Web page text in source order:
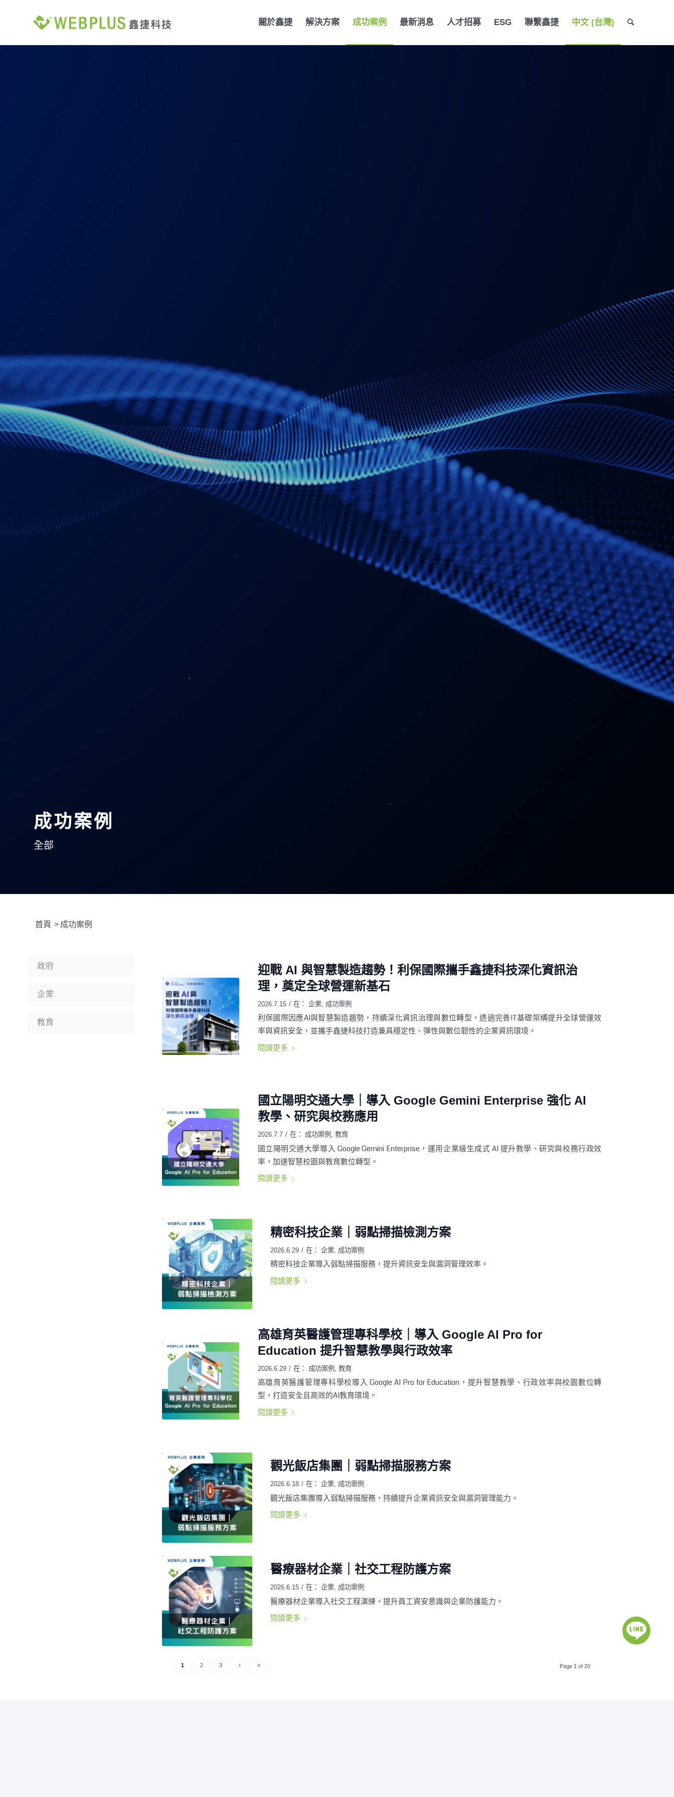
關於鑫捷 解決方案 成功案例 最新消息 人才招募 ESG 聯繫鑫捷 中文 (台灣)
成功案例
全部
首頁 > 成功案例
政府
企業
教育
迎戰 AI 與智慧製造趨勢！利保國際攜手鑫捷科技深化資訊治
理，奠定全球營運新基石
2026.7.15 / 在： 企業, 成功案例
利保國際因應AI與智慧製造趨勢，持續深化資訊治理與數位轉型，透過完善IT基礎架構提升全球營運效
率與資訊安全，並攜手鑫捷科技打造兼具穩定性、彈性與數位韌性的企業資訊環境。
閱讀更多
國立陽明交通大學｜導入 Google Gemini Enterprise 強化 AI
教學、研究與校務應用
2026.7.7 / 在： 成功案例 , 教育
國立陽明交通大學導入 Google Gemini Enterprise，運用企業級生成式 AI 提升教學、研究與校務行政效
率，加速智慧校園與教育數位轉型。
閱讀更多
精密科技企業｜弱點掃描檢測方案
2026.6.29 / 在：企業 成功案例
精密科技企業導入弱點掃描服務，提升資訊安全與漏洞管理效率。
閱讀更多
高雄育英醫護管理專科學校｜導入 Google AI Pro for
Education 提升智慧教學與行政效率
2026.6.29 / 在： 成功案例 教育
高雄育英醫護管理專科學校導入 Google AI Pro for Education，提升智慧教學、行政效率與校園數位轉
型，打造安全且高效的AI教育環境。
閱讀更多
觀光飯店集團｜弱點掃描服務方案
2026.6.18 / 在：企業, 成功案例
觀光飯店集團導入弱點掃描服務，持續提升企業資訊安全與漏洞管理能力。
閱讀更多
醫療器材企業｜社交工程防護方案
2026.6.15 / 在：企業, 成功案例
醫療器材企業導入社交工程演練，提升員工資安意識與企業防護能力。
閱讀更多
Page 1 of 20
1 2 3 › »